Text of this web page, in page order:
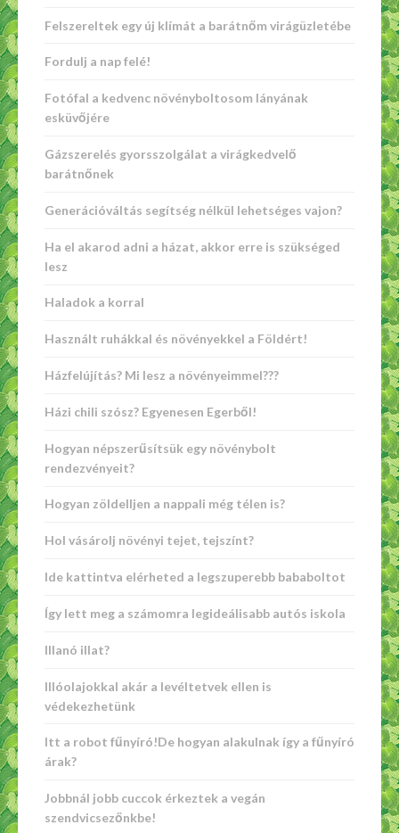
Felszereltek egy új klímát a barátnőm virágüzletébe
Fordulj a nap felé!
Fotófal a kedvenc növényboltosom lányának
esküvőjére
Gázszerelés gyorsszolgálat a virágkedvelő
barátnőnek
Generációváltás segítség nélkül lehetséges vajon?
Ha el akarod adni a házat, akkor erre is szükséged
lesz
Haladok a korral
Használt ruhákkal és növényekkel a Földért!
Házfelújítás? Mi lesz a növényeimmel???
Házi chili szósz? Egyenesen Egerből!
Hogyan népszerűsítsük egy növénybolt
rendezvényeit?
Hogyan zöldelljen a nappali még télen is?
Hol vásárolj növényi tejet, tejszínt?
Ide kattintva elérheted a legszuperebb bababoltot
Így lett meg a számomra legideálisabb autós iskola
Illanó illat?
Illóolajokkal akár a levéltetvek ellen is
védekezhetünk
Itt a robot fűnyíró!De hogyan alakulnak így a fűnyíró
árak?
Jobbnál jobb cuccok érkeztek a vegán
szendvicsezőnkbe!